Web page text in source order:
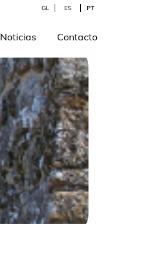
GL ES PT
Noticias Contacto